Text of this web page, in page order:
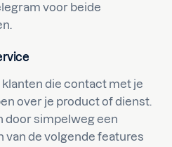
voor beide
die contact met je
over je product of dienst.
door simpelweg een
van de volgende features